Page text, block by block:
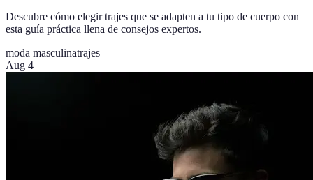
Descubre cómo elegir trajes que se adapten a tu tipo de cuerpo con
esta guía práctica llena de consejos expertos.
moda masculinatrajes
Aug 4